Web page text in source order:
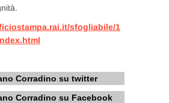
sfogliabile/1
Corradino su twitter
Corradino su Facebook